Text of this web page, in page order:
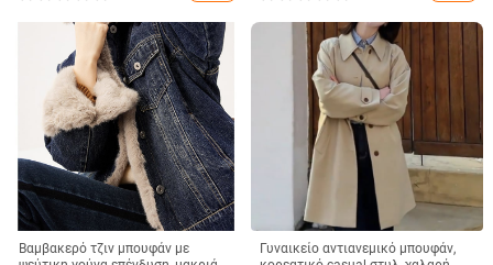
Βαμβακερό τζιν μπουφάν με
Γυναικείο αντιανεμικό μπουφάν,